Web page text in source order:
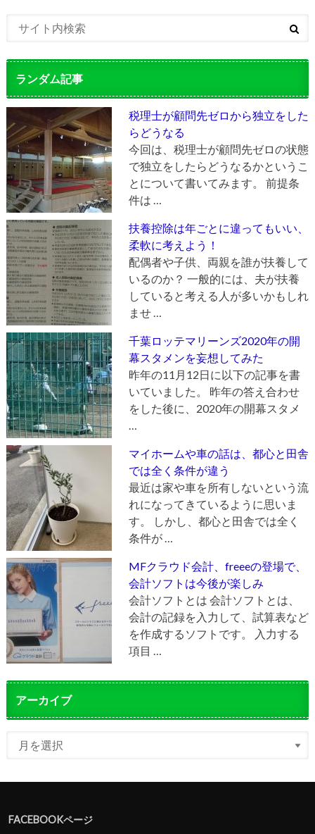
ランダム記事
税理士が顧問先ゼロから独立をした
らどうなる
今回は、税理士が顧問先ゼロの状態
で独立をしたらどうなるかというこ
とについて書いてみます。 前提条
件は …
扶養控除は年ごとに違ってもいい、
柔軟に考えよう！
配偶者や子供、両親を誰が扶養して
いるのか？ 一般的には、夫が扶養
していると考える人が多いかもしれ
ませ …
千葉ロッテマリーンズ2020年の開
幕スタメンを妄想してみた
昨年の11月12日に以下の記事を書
いていました。 昨年の答え合わせ
をした後に、2020年の開幕スタメ
…
マイホームや車の話は、都心と田舎
では全く条件が違う
最近は家や車を所有しないという流
れになってきているように思いま
す。 しかし、都心と田舎では全く
条件が …
MFクラウド会計、freeeの登場で、
会計ソフトは今後が楽しみ
会計ソフトとは 会計ソフトとは、
会計の記録を入力して、試算表など
を作成するソフトです。 入力する
項目 …
アーカイブ
FACEBOOKページ